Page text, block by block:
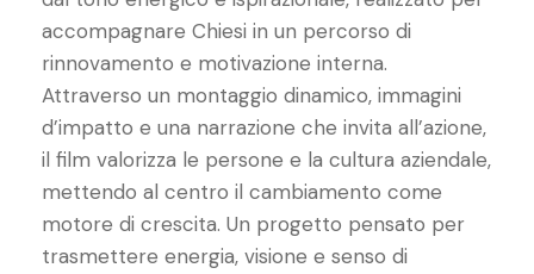
accompagnare Chiesi in un percorso di
rinnovamento e motivazione interna.
Attraverso un montaggio dinamico, immagini
d’impatto e una narrazione che invita all’azione,
il film valorizza le persone e la cultura aziendale,
mettendo al centro il cambiamento come
motore di crescita. Un progetto pensato per
trasmettere energia, visione e senso di